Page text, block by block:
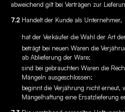
abweichend gilt bei Verträgen zur
7.2 Handelt der Kunde als Unternehmer,
hat der Verkäufer die Wahl der Art
beträgt bei neuen Waren die
ab Ablieferung der Ware;
sind bei gebrauchten Waren die
Mängeln ausgeschlossen;
beginnt die Verjährung nicht erneut,
Mängelhaftung eine Ersatzlieferung